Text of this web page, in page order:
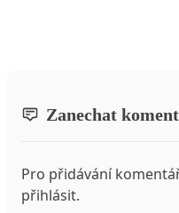
Zanechat
Pro přidávání
přihlásit.